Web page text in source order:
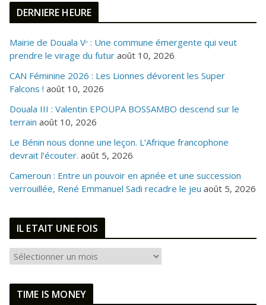
DERNIERE HEURE
Mairie de Douala Vᵉ : Une commune émergente qui veut
prendre le virage du futur août 10, 2026
CAN Féminine 2026 : Les Lionnes dévorent les Super
Falcons ! août 10, 2026
Douala III : Valentin EPOUPA BOSSAMBO descend sur le
terrain août 10, 2026
Le Bénin nous donne une leçon. L’Afrique francophone
devrait l’écouter. août 5, 2026
Cameroun : Entre un pouvoir en apnée et une succession
verrouillée, René Emmanuel Sadi recadre le jeu août 5, 2026
IL ETAIT UNE FOIS
E
TIME IS MONEY